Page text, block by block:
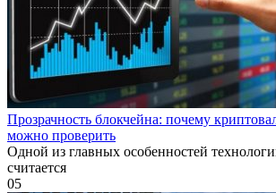
Прозрачность блокчейна: почему
можно проверить
Одной из главных особенностей
считается
05